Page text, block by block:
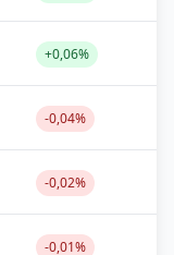
+0,06%
-0,04%
-0,02%
-0,01%